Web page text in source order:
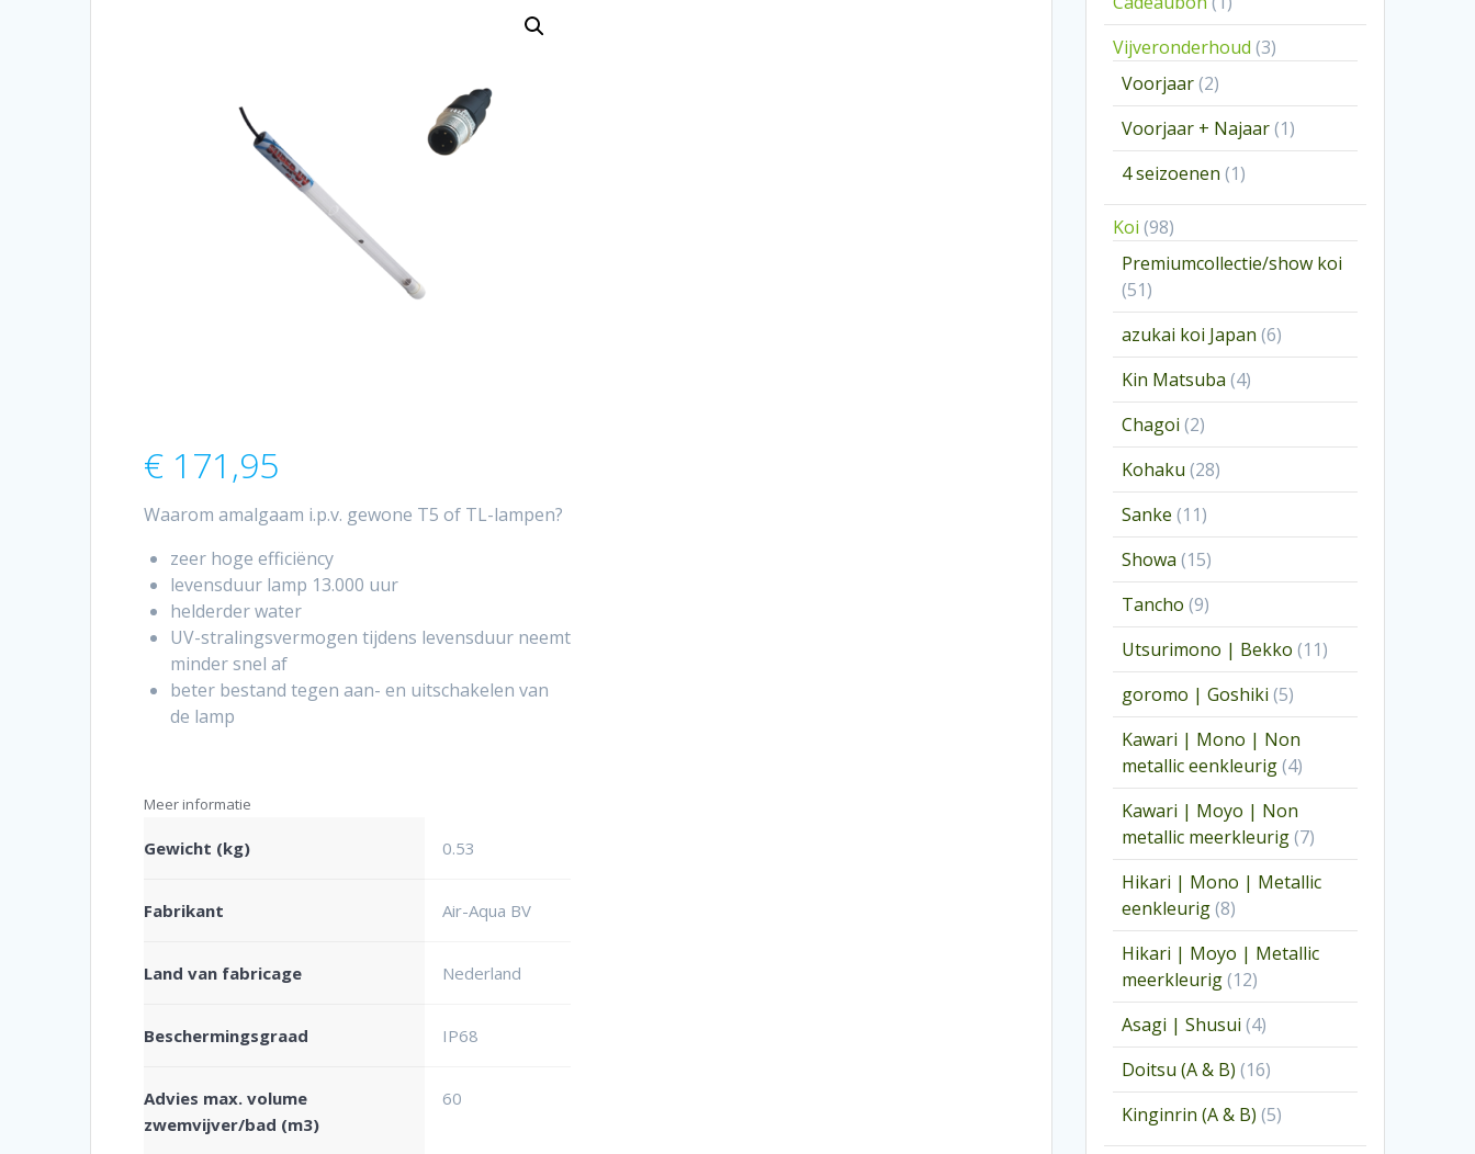
€ 171,95
Waarom amalgaam i.p.v. gewone T5 of TL-lampen?
zeer hoge efficiëncy
levensduur lamp 13.000 uur
helderder water
UV-stralingsvermogen tijdens levensduur neemt
minder snel af
beter bestand tegen aan- en uitschakelen van
de lamp
Meer informatie
Gewicht (kg) 0.53
Fabrikant Air-Aqua BV
Land van fabricage Nederland
Beschermingsgraad IP68
Advies max. volume
zwemvijver/bad (m3)
60
product
Vijveronderhoud 33
Voorjaar 22
producten
Voorjaar + Najaar 11
product
4 seizoenen 11
product
Koi 9898
producten
Premiumcollectie/show koi
5151
producten
azukai koi Japan 66
producten
Kin Matsuba 44
producten
Chagoi 22
producten
Kohaku 2828
producten
Sanke 1111
producten
Showa 1515
producten
Tancho 99
producten
Utsurimono | Bekko 1111
producten
goromo | Goshiki 55
producten
Kawari | Mono | Non
metallic eenkleurig 44
producten
Kawari | Moyo | Non
metallic meerkleurig 77
producten
Hikari | Mono | Metallic
eenkleurig 88
producten
Hikari | Moyo | Metallic
meerkleurig 1212
producten
Asagi | Shusui 44
producten
Doitsu (A & B) 1616
producten
Kinginrin (A & B) 55
producten